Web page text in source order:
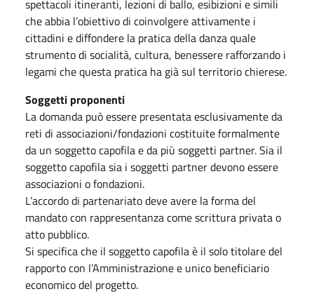
spettacoli itineranti, lezioni di ballo, esibizioni e simili
che abbia l’obiettivo di coinvolgere attivamente i
cittadini e diffondere la pratica della danza quale
strumento di socialità, cultura, benessere rafforzando i
legami che questa pratica ha già sul territorio chierese.
Soggetti proponenti
La domanda può essere presentata esclusivamente da
reti di associazioni/fondazioni costituite formalmente
da un soggetto capofila e da più soggetti partner. Sia il
soggetto capofila sia i soggetti partner devono essere
associazioni o fondazioni.
L’accordo di partenariato deve avere la forma del
mandato con rappresentanza come scrittura privata o
atto pubblico.
Si specifica che il soggetto capofila è il solo titolare del
rapporto con l’Amministrazione e unico beneficiario
economico del progetto.